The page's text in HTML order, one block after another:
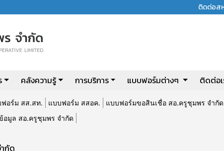
ติดต่อส
คลังความรู้ การบริการ แบบฟอร์มต่างๆ ติดต่อเ
อร์ม สส.สท. แบบฟอร์ม สสอค.
แบบฟอร์มขอสินเชื่อ สอ.ครูชุมพร จำกัด
อมูล สอ.ครูชุมพร จำกัด
กัด